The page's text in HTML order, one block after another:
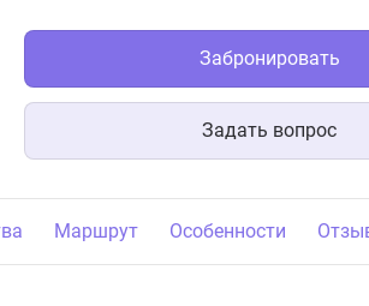
Забронировать
Задать вопрос
Маршрут Особенности